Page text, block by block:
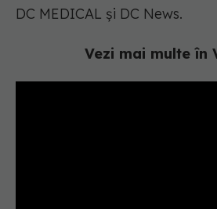
DC MEDICAL și DC News.
Vezi mai multe în